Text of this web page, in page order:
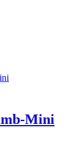
Mini